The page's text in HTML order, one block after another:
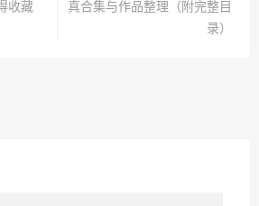
收藏
真合集与作品整理（附完整目
录）